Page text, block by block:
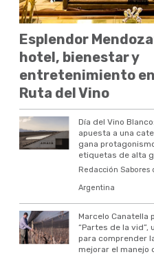
Esplendor
hotel, bienestar y
entretenimiento
Ruta del Vino
Día del Vino
apuesta a una
gana
etiquetas de alta
Redacción Sabores
Argentina
Marcelo Canatella
“Partes de la vid”,
para comprender
mejorar el manejo